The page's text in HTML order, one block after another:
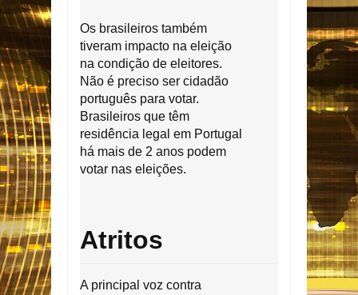
Os brasileiros também
tiveram impacto na eleição
na condição de eleitores.
Não é preciso ser cidadão
português para votar.
Brasileiros que têm
residência legal em Portugal
há mais de 2 anos podem
votar nas eleições.
Atritos
A principal voz contra